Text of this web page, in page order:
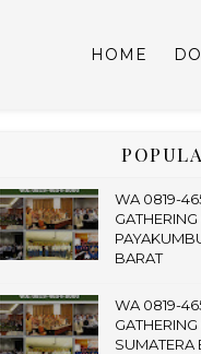
HOME
WA 0819-
BARAT
WA 0819-
SUMATERA